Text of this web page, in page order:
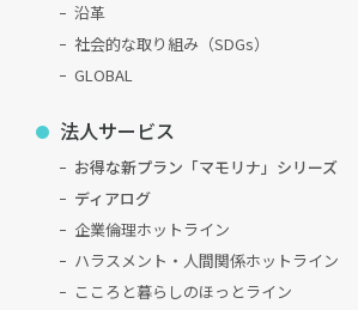
沿革
社会的な取り組み（SDGs）
GLOBAL
法人サービス
お得な新プラン「マモリナ」シリーズ
ディアログ
企業倫理ホットライン
ハラスメント・人間関係ホットライン
こころと暮らしのほっとライン